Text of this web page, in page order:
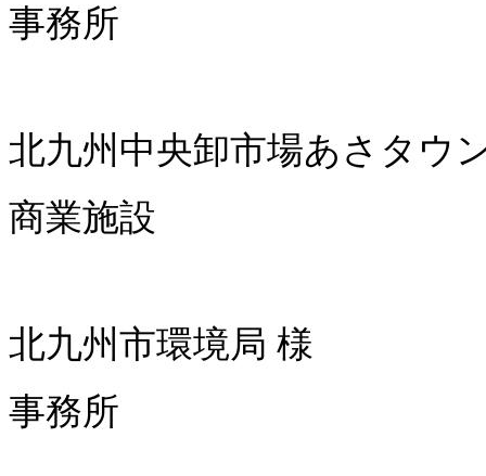
事務所
北九州中央卸市場あさタウ
商業施設
北九州市環境局 様
事務所